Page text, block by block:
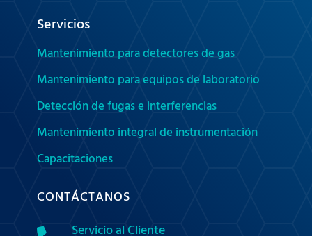
Servicios
Mantenimiento para detectores de gas
Mantenimiento para equipos de laboratorio
Detección de fugas e interferencias
Mantenimiento integral de instrumentación
Capacitaciones
CONTÁCTANOS